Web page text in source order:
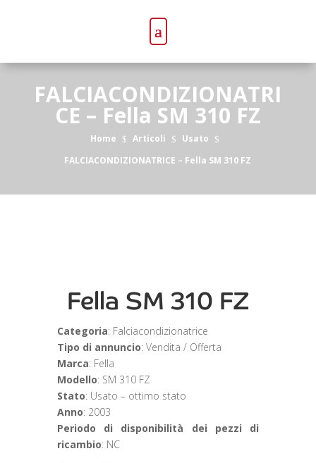
FALCIACONDIZIONATRI
CE – Fella SM 310 FZ
Home $ Articoli $ Usato $
FALCIACONDIZIONATRICE – Fella SM 310 FZ
Fella SM 310 FZ
Categoria: Falciacondizionatrice
Tipo di annuncio: Vendita / Offerta
Marca: Fella
Modello: SM 310 FZ
Stato: Usato – ottimo stato
Anno: 2003
Periodo di disponibilità dei pezzi di
ricambio: NC